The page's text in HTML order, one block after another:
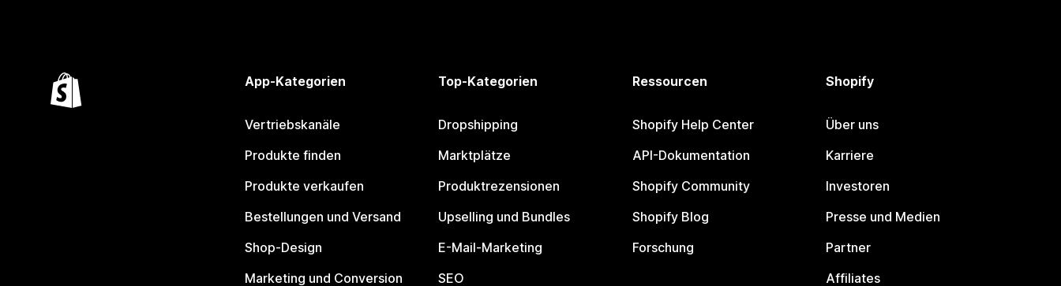
App-Kategorien
Vertriebskanäle
Produkte finden
Produkte verkaufen
Bestellungen und Versand
Shop-Design
Marketing und Conversion
Top-Kategorien
Dropshipping
Marktplätze
Produktrezensionen
Upselling und Bundles
E-Mail-Marketing
SEO
Ressourcen
Shopify Help Center
API-Dokumentation
Shopify Community
Shopify Blog
Forschung
Shopify
Über uns
Karriere
Investoren
Presse und Medien
Partner
Affiliates